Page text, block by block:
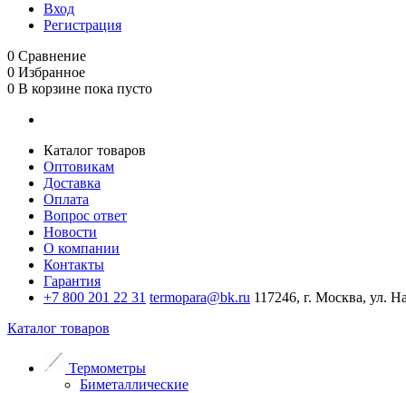
Вход
Регистрация
0 Сравнение
0 Избранное
0 В корзине пока пусто
Каталог товаров
Оптовикам
Доставка
Оплата
Вопрос ответ
Новости
О компании
Контакты
Гарантия
+7 800 201 22 31 termopara@bk.ru 117246, г. Москва, ул.
Каталог товаров
Термометры
Биметаллические